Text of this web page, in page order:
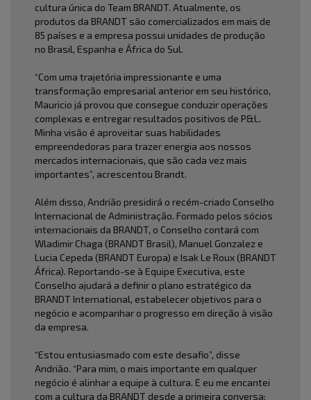
cultura única do Team BRANDT. Atualmente, os
produtos da BRANDT são comercializados em mais de
85 países e a empresa possui unidades de produção
no Brasil, Espanha e África do Sul.
“Com uma trajetória impressionante e uma
transformação empresarial anterior em seu histórico,
Mauricio já provou que consegue conduzir operações
complexas e entregar resultados positivos de P&L.
Minha visão é aproveitar suas habilidades
empreendedoras para trazer energia aos nossos
mercados internacionais, que são cada vez mais
importantes”, acrescentou Brandt.
Além disso, Andrião presidirá o recém-criado Conselho
Internacional de Administração. Formado pelos sócios
internacionais da BRANDT, o Conselho contará com
Wladimir Chaga (BRANDT Brasil), Manuel Gonzalez e
Lucia Cepeda (BRANDT Europa) e Isak Le Roux (BRANDT
África). Reportando-se à Equipe Executiva, este
Conselho ajudará a definir o plano estratégico da
BRANDT International, estabelecer objetivos para o
negócio e acompanhar o progresso em direção à visão
da empresa.
“Estou entusiasmado com este desafio”, disse
Andrião. “Para mim, o mais importante em qualquer
negócio é alinhar a equipe à cultura. E eu me encantei
com a cultura da BRANDT desde a primeira conversa: